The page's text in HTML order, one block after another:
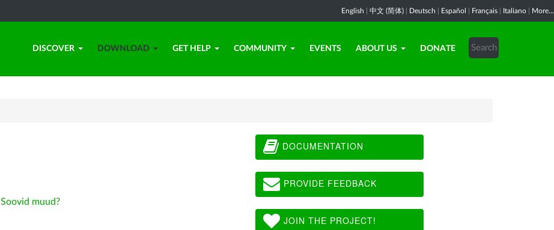
English 中文 (简体) Deutsch Español Français Italiano More...
DISCOVER DOWNLOAD GET HELP COMMUNITY EVENTS ABOUT US DONATE
Soovid muud?
DOCUMENTATION
PROVIDE FEEDBACK
JOIN THE PROJECT!